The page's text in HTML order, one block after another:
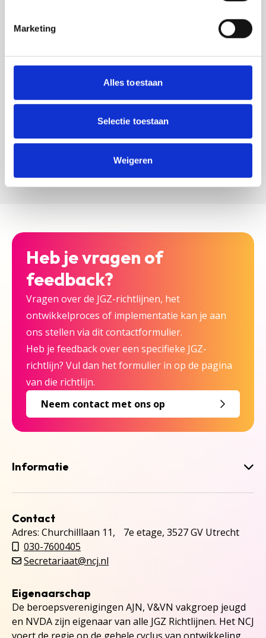
Marketing
Alles toestaan
Selectie toestaan
Weigeren
Ik ga akkoord dat mijn gegevens
worden gedeeld met de
zijn bij deze JGZ-richtlijn.
Versturen
Heb je vragen of
feedback?
Vragen over de JGZ-richtlijnen, het
ontwikkelproces of implementatie kan je aan
ons stellen via dit contactformulier.
Heb je feedback over een specifieke JGZ-
richtlijn? Vul dan het formulier in op de pagina
van die richtlijn.
Neem contact met ons op
Informatie
Contact
Adres: Churchilllaan 11, 7e etage, 3527 GV Utrecht
030-7600405
Secretariaat@ncj.nl
Eigenaarschap
De beroepsverenigingen AJN, V&VN vakgroep jeugd
en NVDA zijn eigenaar van alle JGZ Richtlijnen. Het NCJ